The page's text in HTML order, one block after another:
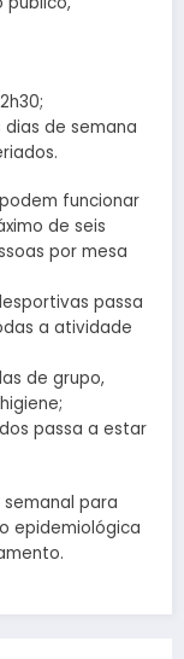
dias de semana
funcionar
de seis
por mesa
passa
a atividade
de grupo,
passa a estar
para
epidemiológica